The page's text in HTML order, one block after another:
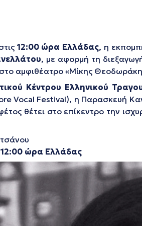
12:00 ώρα Ελλάδας, η
, με αφορμή τη
αμφιθέατρο «Μίκης
Κέντρου Ελληνικού
Vocal Festival), η Παρασκευή
θέτει στο επίκεντρο την
ώρα Ελλάδας